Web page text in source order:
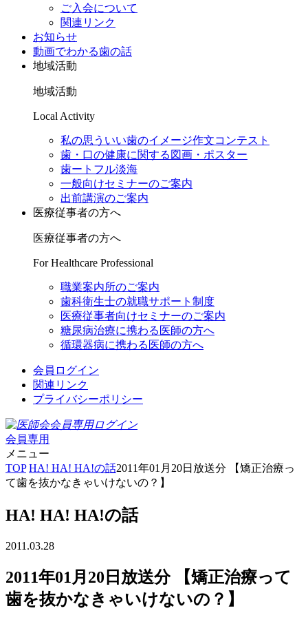
ご入会について
関連リンク
お知らせ
動画でわかる歯の話
地域活動
地域活動
Local Activity
私の思ういい歯のイメージ作文コンテスト
歯・口の健康に関する図画・ポスター
歯ートフル淡海
一般向けセミナーのご案内
出前講演のご案内
医療従事者の方へ
医療従事者の方へ
For Healthcare Professional
職業案内所のご案内
歯科衛生士の就職サポート制度
医療従事者向けセミナーのご案内
糖尿病治療に携わる医師の方へ
循環器病に携わる医師の方へ
会員ログイン
関連リンク
プライバシーポリシー
会員専用
メニュー
TOP HA! HA! HA!の話2011年01月20日放送分 【矯正治療っ
て歯を抜かなきゃいけないの？】
HA! HA! HA!の話
2011.03.28
2011年01月20日放送分 【矯正治療って
歯を抜かなきゃいけないの？】